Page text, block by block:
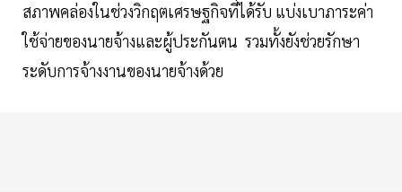
สภาพคล่องในช่วงวิกฤตเศรษฐกิจที่ได้รับ แบ่งเบาภาระค่า
ใช้จ่ายของนายจ้างและผู้ประกันตน รวมทั้งยังช่วยรักษา
ระดับการจ้างงานของนายจ้างด้วย